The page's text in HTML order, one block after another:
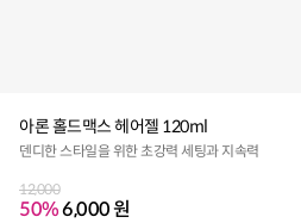
아론 홀드맥스 헤어젤 120ml
덴디한 스타일을 위한 초강력 세팅과 지속력
12,000
50%6,000원